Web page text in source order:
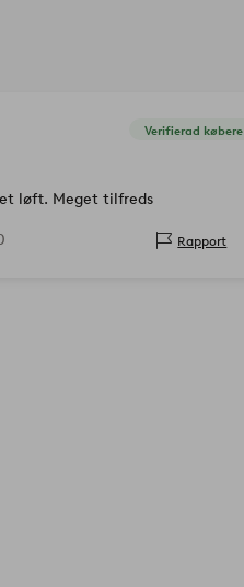
Verifierad købere
løft. Meget tilfreds
Rapport